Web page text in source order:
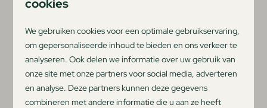
Uitchecken?
Kampeerplaatsen tot 11.00 uur
Accommodaties tot 10.00 uur
Seizoen 2026:27 maart - 5 oktober
cookies
We gebruiken cookies voor een optimale gebruikservaring,
om gepersonaliseerde inhoud te bieden en ons verkeer te
analyseren. Ook delen we informatie over uw gebruik van
onze site met onze partners voor social media, adverteren
en analyse. Deze partners kunnen deze gegevens
combineren met andere informatie die u aan ze heeft